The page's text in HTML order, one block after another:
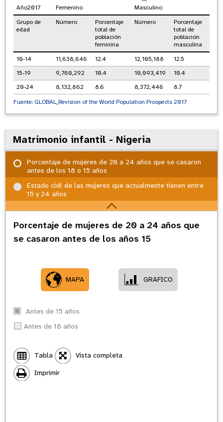
Edo
Nassarawa
Kwara
Año2017 Femenino
Masculino
Grupo de
edad
Número
Porcentaje
total de
población
feminina
Número
Porcentaje
total de
población
masculina
10-14
11,638,646 12.4 12,105,188
12.5
15-19
9,760,292 10.4 10,093,419
10.4
20-24
8,132,862 8.6 8,372,446
8.7
Fuente: GLOBAL_Revision of the World Population Prospects 2017
Matrimonio infantil - Nigeria
Porcentaje de mujeres de 20 a 24 años que se casaron
antes de los 18 o 15 años
Estado civil de las mujeres que actualmente tienen entre
15 y 24 años
Porcentaje de mujeres de 20 a 24 años que
se casaron antes de los años 15
MAPA GRAFICO
Antes de 15 años
Antes de 18 años
Tabla
Vista completa
Imprimir